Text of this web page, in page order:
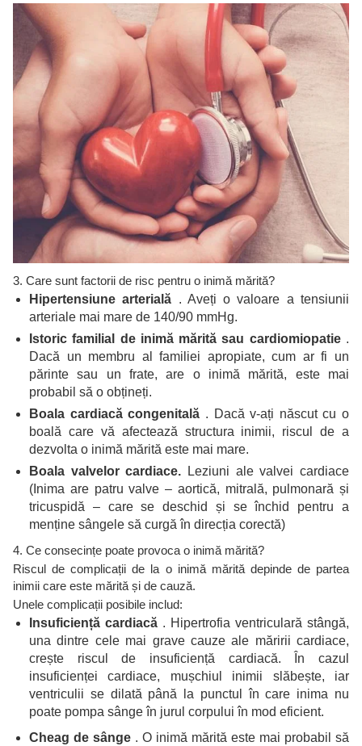
3. Care sunt factorii de risc pentru o inimă mărită?
Hipertensiune arterială . Aveți o valoare a tensiunii
arteriale mai mare de 140/90 mmHg.
Istoric familial de inimă mărită sau cardiomiopatie.
Dacă un membru al familiei apropiate, cum ar fi un
părinte sau un frate, are o inimă mărită, este mai
probabil să o obțineți.
Boala cardiacă congenitală . Dacă v-ați născut cu o
boală care vă afectează structura inimii, riscul de a
dezvolta o inimă mărită este mai mare.
Boala valvelor cardiace.
Leziuni ale valvei cardiace
(Inima are patru valve – aortică, mitrală, pulmonară și
tricuspidă – care se deschid și se închid pentru a
menține sângele să curgă în direcția corectă)
4. Ce consecințe poate provoca o inimă mărită?
Riscul de complicații de la o inimă mărită depinde de partea
inimii care este mărită și de cauză.
Unele complicații posibile includ:
Insuficiență cardiacă . Hipertrofia ventriculară stângă,
una dintre cele mai grave cauze ale măririi cardiace,
crește riscul de insuficiență cardiacă. În cazul
insuficienței cardiace, mușchiul inimii slăbește, iar
ventriculii se dilată până la punctul în care inima nu
poate pompa sânge în jurul corpului în mod eficient.
Cheag de sânge . O inimă mărită este mai probabil să